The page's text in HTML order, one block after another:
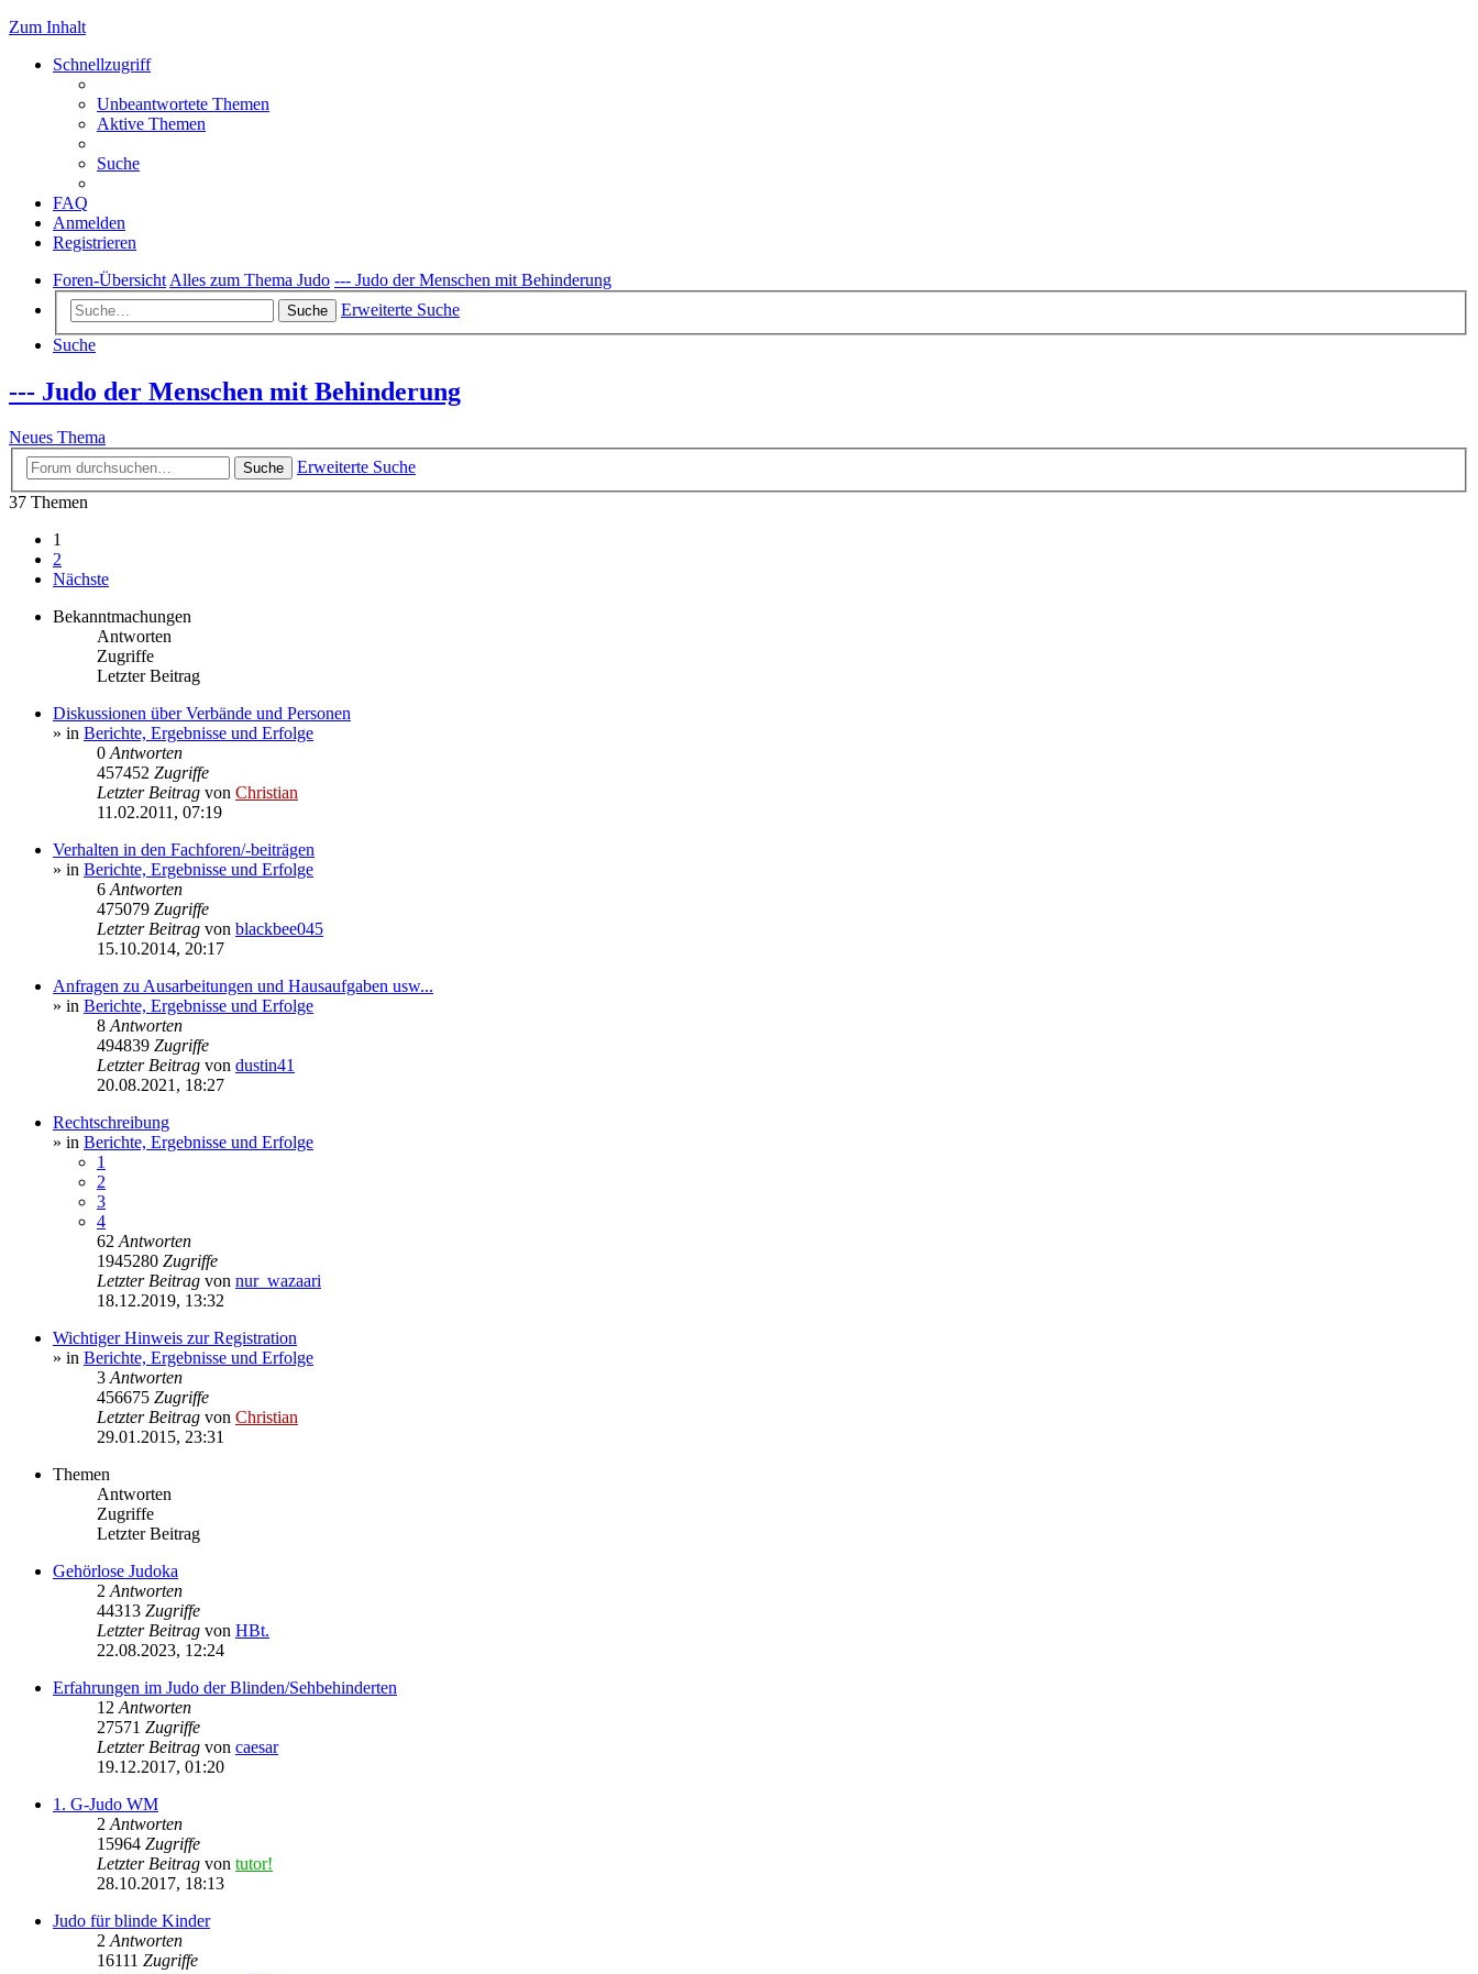
Zum Inhalt
Schnellzugriff
Unbeantwortete Themen
Aktive Themen
Suche
FAQ
Anmelden
Registrieren
Foren-Übersicht Alles zum Thema Judo --- Judo der Menschen mit Behinderung
Suche
Erweiterte Suche
Suche
--- Judo der Menschen mit Behinderung
Neues Thema
Suche
Erweiterte Suche
37 Themen
1
2
Nächste
Bekanntmachungen
Antworten
Zugriffe
Letzter Beitrag
Diskussionen über Verbände und Personen
» in Berichte, Ergebnisse und Erfolge
0 Antworten
457452 Zugriffe
Letzter Beitrag von Christian
11.02.2011, 07:19
Verhalten in den Fachforen/-beiträgen
» in Berichte, Ergebnisse und Erfolge
6 Antworten
475079 Zugriffe
Letzter Beitrag von blackbee045
15.10.2014, 20:17
Anfragen zu Ausarbeitungen und Hausaufgaben usw...
» in Berichte, Ergebnisse und Erfolge
8 Antworten
494839 Zugriffe
Letzter Beitrag von dustin41
20.08.2021, 18:27
Rechtschreibung
» in Berichte, Ergebnisse und Erfolge
1
2
3
4
62 Antworten
1945280 Zugriffe
Letzter Beitrag von nur_wazaari
18.12.2019, 13:32
Wichtiger Hinweis zur Registration
» in Berichte, Ergebnisse und Erfolge
3 Antworten
456675 Zugriffe
Letzter Beitrag von Christian
29.01.2015, 23:31
Themen
Antworten
Zugriffe
Letzter Beitrag
Gehörlose Judoka
2 Antworten
44313 Zugriffe
Letzter Beitrag von HBt.
22.08.2023, 12:24
Erfahrungen im Judo der Blinden/Sehbehinderten
12 Antworten
27571 Zugriffe
Letzter Beitrag von caesar
19.12.2017, 01:20
1. G-Judo WM
2 Antworten
15964 Zugriffe
Letzter Beitrag von tutor!
28.10.2017, 18:13
Judo für blinde Kinder
2 Antworten
16111 Zugriffe